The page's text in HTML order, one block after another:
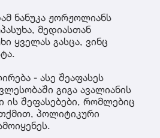
ნანუკა ჟორჟოლიანს
მედიასთან
ყველას გასცა, ვინც
- ასე შეაფასეს
გიგა ავალიანის
ის შეფასებები, რომლებიც
პოლიტიკური